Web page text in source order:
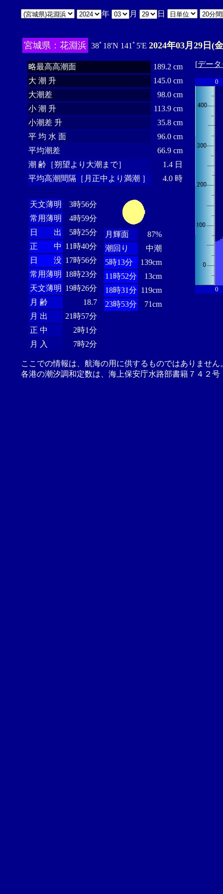
年 月 日
宮城県：花淵浜 38ﾟ18'N 141ﾟ5'E 2024年03月29日(
略最高高潮面
189.2 cm
大 潮 升
145.0 cm
大潮差
98.0 cm
小 潮 升
113.9 cm
小潮差 升
35.8 cm
平 均 水 面
96.0 cm
平均潮差
66.9 cm
潮 齢［朔望より大潮まで］
1.4 日
平均高潮間隔［月正中より満潮 ］
4.0 時
天文薄明
3時56分
常用薄明
4時59分
日 出
5時25分
正 中 11時40分
日 没 17時56分
常用薄明 18時23分
天文薄明 19時26分
月 齢
18.7
月 出
21時57分
正 中
2時1分
月 入
7時2分
月輝面
87%
潮回り
中潮
5時13分
139cm
11時52分
13cm
18時31分 119cm
23時53分
71cm
[デー
0
0
ここでの情報は、航海の用に供するものではありませ
各港の潮汐調和定数は、海上保安庁水路部書籍７４２